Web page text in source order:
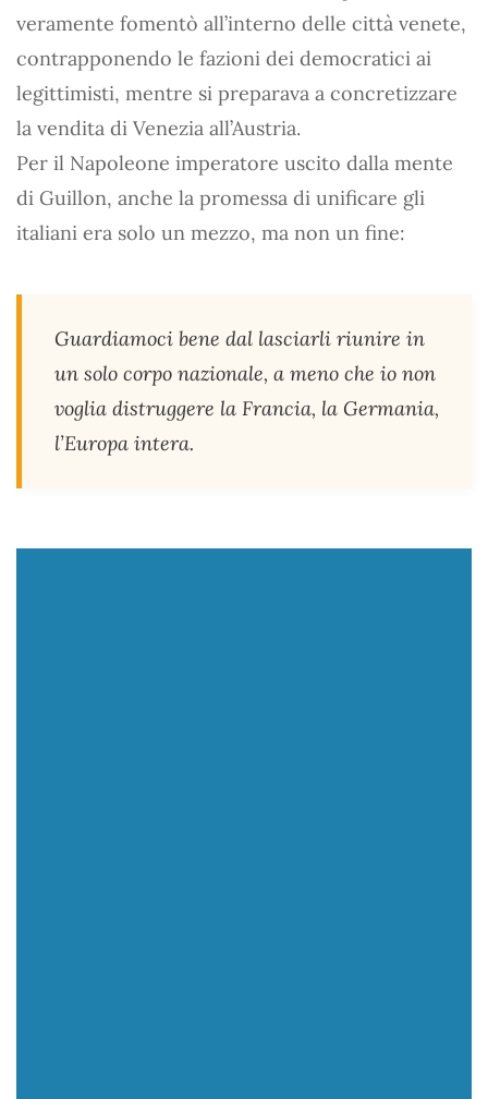
veramente fomentò all’interno delle città venete,
contrapponendo le fazioni dei democratici ai
legittimisti, mentre si preparava a concretizzare
la vendita di Venezia all’Austria.
Per il Napoleone imperatore uscito dalla mente
di Guillon, anche la promessa di unificare gli
italiani era solo un mezzo, ma non un fine:
Guardiamoci bene dal lasciarli riunire in
un solo corpo nazionale, a meno che io non
voglia distruggere la Francia, la Germania,
l’Europa intera.